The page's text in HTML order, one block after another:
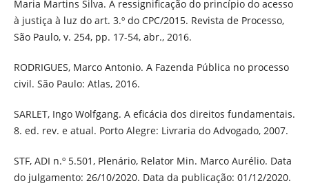
Maria Martins Silva. A ressignificação do princípio do acesso
à justiça à luz do art. 3.º do CPC/2015. Revista de Processo,
São Paulo, v. 254, pp. 17-54, abr., 2016.
RODRIGUES, Marco Antonio. A Fazenda Pública no processo
civil. São Paulo: Atlas, 2016.
SARLET, Ingo Wolfgang. A eficácia dos direitos fundamentais.
8. ed. rev. e atual. Porto Alegre: Livraria do Advogado, 2007.
STF, ADI n.º 5.501, Plenário, Relator Min. Marco Aurélio. Data
do julgamento: 26/10/2020. Data da publicação: 01/12/2020.